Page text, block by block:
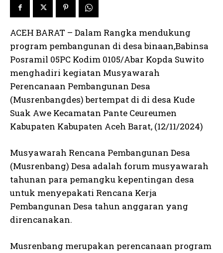
ACEH BARAT – Dalam Rangka mendukung
program pembangunan di desa binaan,Babinsa
Posramil 05PC Kodim 0105/Abar Kopda Suwito
menghadiri kegiatan Musyawarah
Perencanaan Pembangunan Desa
(Musrenbangdes) bertempat di di desa Kude
Suak Awe Kecamatan Pante Ceureumen
Kabupaten Kabupaten Aceh Barat, (12/11/2024)
Musyawarah Rencana Pembangunan Desa
(Musrenbang) Desa adalah forum musyawarah
tahunan para pemangku kepentingan desa
untuk menyepakati Rencana Kerja
Pembangunan Desa tahun anggaran yang
direncanakan.
Musrenbang merupakan perencanaan program